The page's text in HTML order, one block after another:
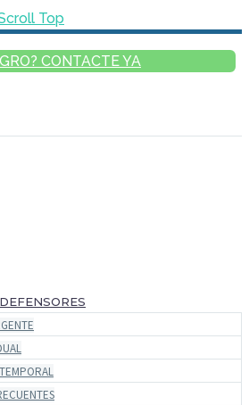
Top
CONTACTE YA